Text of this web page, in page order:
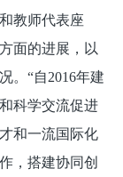
教师代表座
面的进展，以
。“自2016年建
科学交流促进
和一流国际化
，搭建协同创